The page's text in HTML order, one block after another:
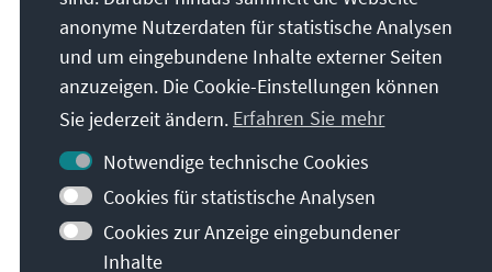
Kanada die strategische Bedeutung der Arktis und
Grönlands als potenziellen Konfliktfeldern mit
Russland und China an Nordflanke der bisherigen
NATO sehr wohl erkannt. Es mag sogar ernster
genommen werden, als dies in den vergangenen
Jahren der Fall war. Der Wettlauf um neue See-
Transport- und Handelsrouten und Rohstoffe
entlang oder in der Arktis lässt weitere
(Handels-)Konflikte wahrscheinlich erscheinen, die
anonyme Nutzerdaten für statistische Analysen
und um eingebundene Inhalte externer Seiten
anzuzeigen. Die Cookie-Einstellungen können
Sie jederzeit ändern. Erfahren Sie mehr
Notwendige technische Cookies
Cookies für statistische Analysen
Cookies zur Anzeige eingebundener
Inhalte